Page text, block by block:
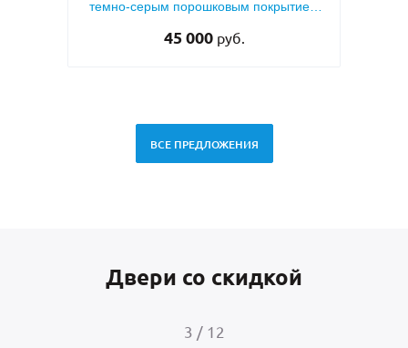
темно-серым порошковым покрытием
45 000 руб.
ВСЕ ПРЕДЛОЖЕНИЯ
Двери со скидкой
3 / 12